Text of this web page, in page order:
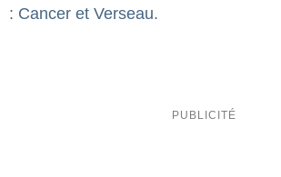
: Cancer et Verseau.